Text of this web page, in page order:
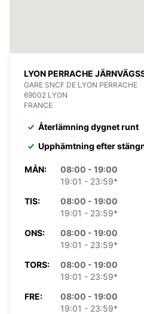
LYON PERRACHE
GARE SNCF DE LYON PERRACHE
69002 LYON
FRANCE
Återlämning dygnet runt
Upphämtning efter
MÅN:
08:00 - 19:00
19:01 - 23:59*
TIS:
08:00 - 19:00
19:01 - 23:59*
ONS:
08:00 - 19:00
19:01 - 23:59*
TORS:
08:00 - 19:00
19:01 - 23:59*
FRE:
08:00 - 19:00
19:01 - 23:59*